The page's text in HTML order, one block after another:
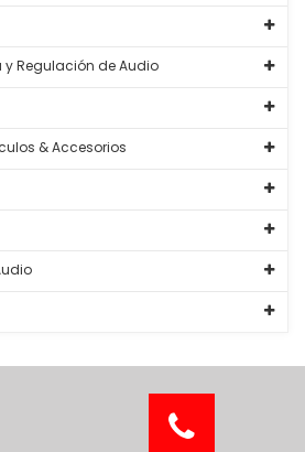
y Regulación de Audio
& Accesorios